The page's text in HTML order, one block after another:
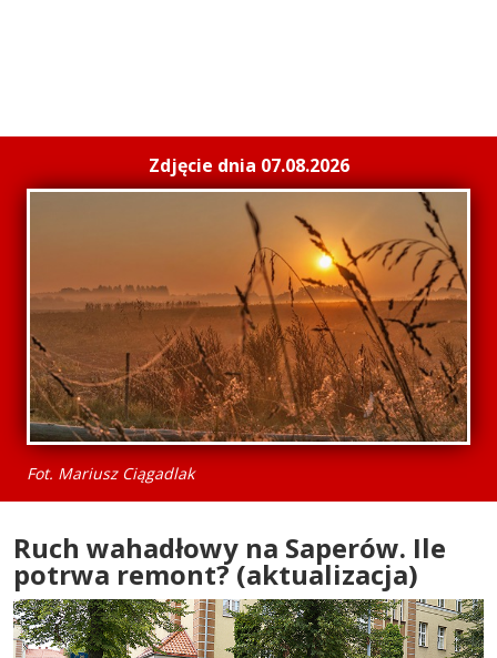
Zdjęcie dnia 07.08.2026
Fot. Mariusz Ciągadlak
Ruch wahadłowy na Saperów. Ile
potrwa remont? (aktualizacja)